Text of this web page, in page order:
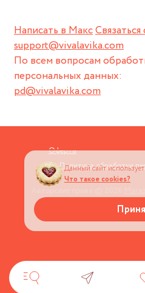
Написать в Макс
support@vivalavika.com
По всем вопросам
персональных данных:
pd@vivalavika.com
Оферта
Политика обработки
Данный сайт
Что такое cookies?